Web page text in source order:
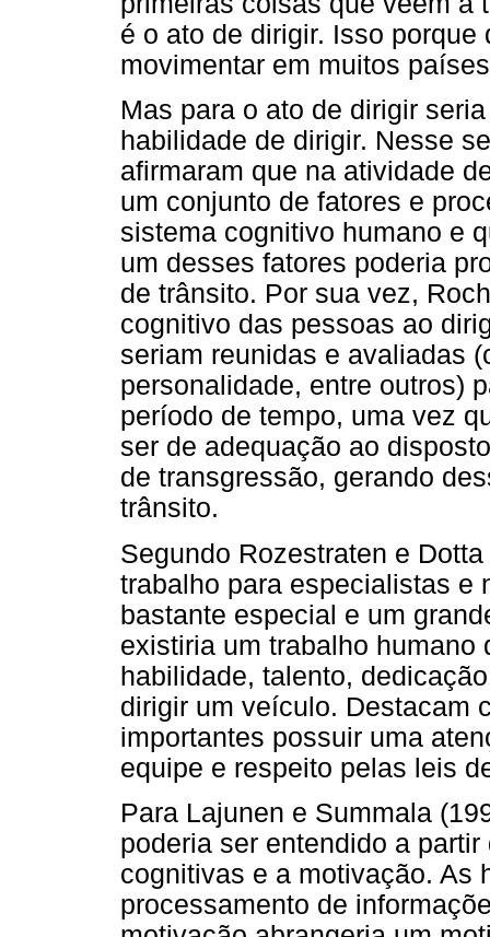
é o ato de dirigir. Isso
movimentar em muitos
Mas para o ato de dirigir
habilidade de dirigir. Nesse
afirmaram que na atividade
um conjunto de fatores e
sistema cognitivo humano e
um desses fatores poderia
de trânsito. Por sua vez,
cognitivo das pessoas ao
seriam reunidas e avaliadas
personalidade, entre outros)
período de tempo, uma vez
ser de adequação ao
de transgressão, gerando
trânsito.
Segundo Rozestraten e
trabalho para especialistas e
bastante especial e um
existiria um trabalho
habilidade, talento,
dirigir um veículo. Destacam
importantes possuir uma
equipe e respeito pelas leis
Para Lajunen e Summala
poderia ser entendido a
cognitivas e a motivação. As
processamento de